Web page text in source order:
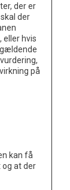
der er
der
hvis
på
kan få
at der